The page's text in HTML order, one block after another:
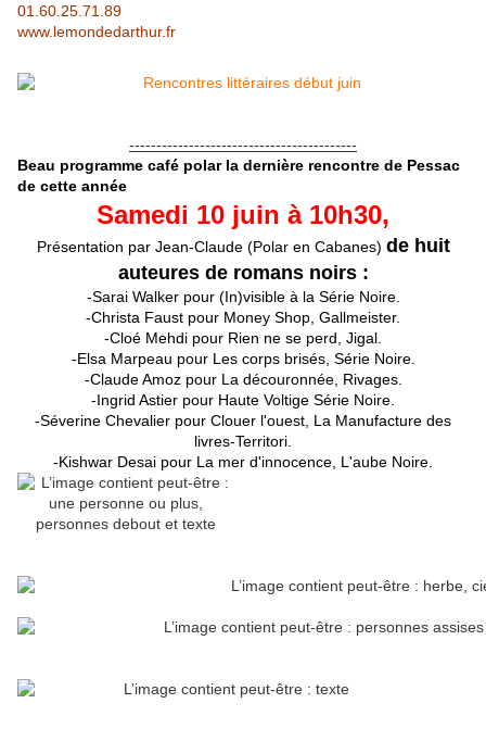
01.60.25.71.89
www.lemondedarthur.fr
------------------------------------------
Beau programme café polar la dernière rencontre de Pessac
de cette année
Samedi 10 juin à 10h30,
Présentation par Jean-Claude (Polar en Cabanes) de huit
auteures de romans noirs :
-Sarai Walker pour (In)visible à la Série Noire.
-Christa Faust pour Money Shop, Gallmeister.
-Cloé Mehdi pour Rien ne se perd, Jigal.
-Elsa Marpeau pour Les corps brisés, Série Noire.
-Claude Amoz pour La découronnée, Rivages.
-Ingrid Astier pour Haute Voltige Série Noire.
-Séverine Chevalier pour Clouer l'ouest, La Manufacture des
livres-Territori.
-Kishwar Desai pour La mer d'innocence, L'aube Noire.